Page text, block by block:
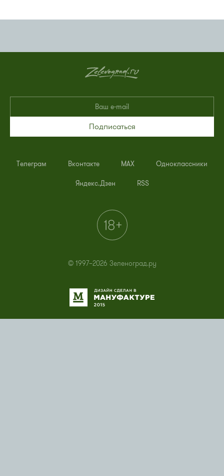
Подписаться
Телеграм Вконтакте MAX Одноклассники
Яндекс.Дзен RSS
© 1997–2026 Зеленоград.ру